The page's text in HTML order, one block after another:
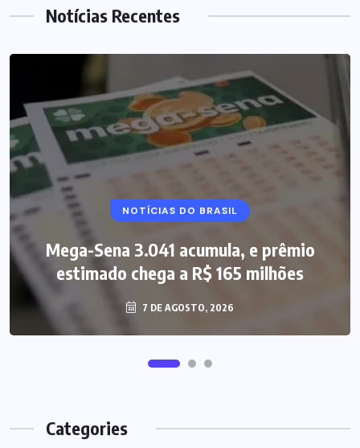
Notícias Recentes
NOTÍCIAS DO BRASIL
Mega-Sena 3.041 acumula, e prêmio
estimado chega a R$ 165 milhões
7 DE AGOSTO, 2026
Categories